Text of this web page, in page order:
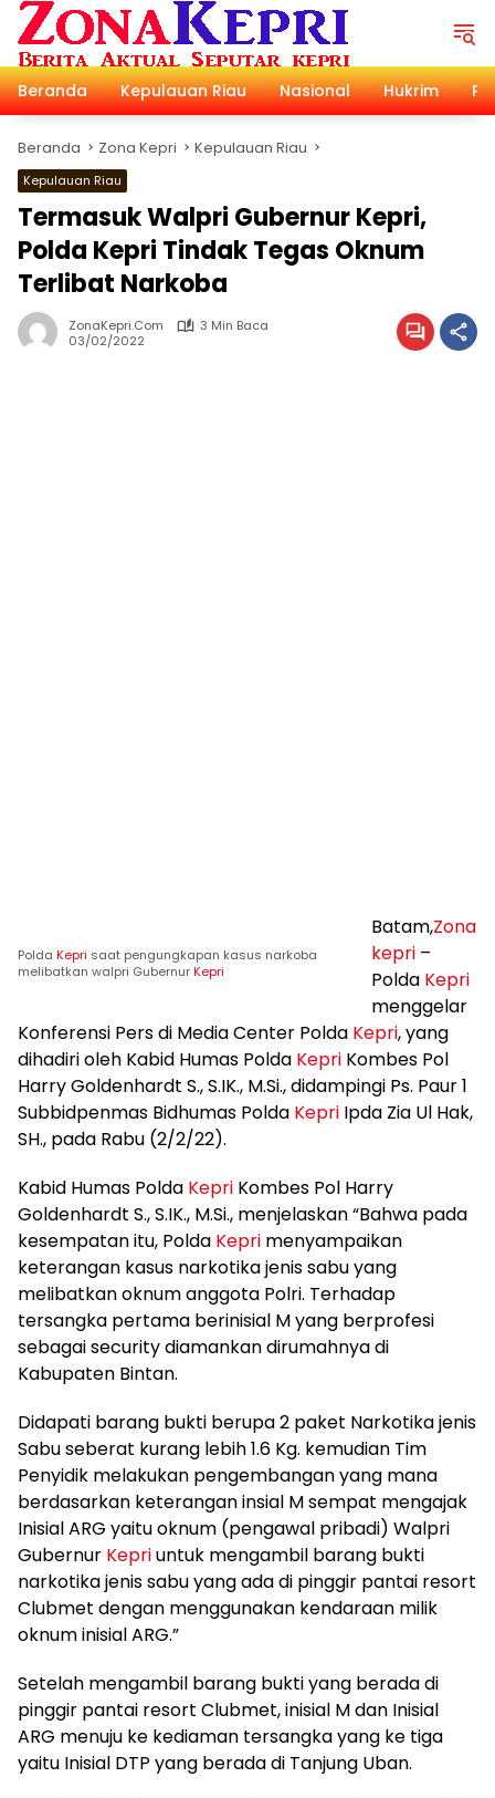
Langsung
konten
Beranda
Kepulauan Riau Nasional Hukrim
Beranda Zona Kepri Kepulauan Riau
Kepulauan Riau
Termasuk Walpri Gubernur Kepri,
Polda Kepri Tindak Tegas Oknum
Terlibat Narkoba
ZonaKepri.com
3 Min Baca
03/02/2022
Polda Kepri saat pengungkapan kasus narkoba
melibatkan walpri GubernurKepri
Batam,Zona
kepri –
Polda Kepri
menggelar
Konferensi Pers di Media Center Polda Kepri, yang
dihadiri oleh Kabid Humas Polda Kepri Kombes Pol
Harry Goldenhardt S., S.IK., M.Si., didampingi Ps. Paur 1
Subbidpenmas Bidhumas Polda Kepri Ipda Zia Ul Hak,
SH., pada Rabu (2/2/22).
Kabid Humas Polda Kepri Kombes Pol Harry
Goldenhardt S., S.IK., M.Si., menjelaskan “Bahwa pada
kesempatan itu, Polda Kepri menyampaikan
keterangan kasus narkotika jenis sabu yang
melibatkan oknum anggota Polri. Terhadap
tersangka pertama berinisial M yang berprofesi
sebagai security diamankan dirumahnya di
Kabupaten Bintan.
Didapati barang bukti berupa 2 paket Narkotika jenis
Sabu seberat kurang lebih 1.6 Kg. kemudian Tim
Penyidik melakukan pengembangan yang mana
berdasarkan keterangan insial M sempat mengajak
Inisial ARG yaitu oknum (pengawal pribadi) Walpri
Gubernur Kepriuntuk mengambil barang bukti
narkotika jenis sabu yang ada di pinggir pantai resort
Clubmet dengan menggunakan kendaraan milik
oknum inisial ARG.”
Setelah mengambil barang bukti yang berada di
pinggir pantai resort Clubmet, inisial M dan Inisial
ARG menuju ke kediaman tersangka yang ke tiga
yaitu Inisial DTP yang berada di Tanjung Uban.